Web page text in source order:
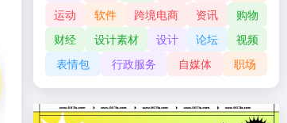
运动
软件 跨境电商 资讯
购物
财经
设计素材 设计 论坛
视频
表情包
行政服务 自媒体 职场